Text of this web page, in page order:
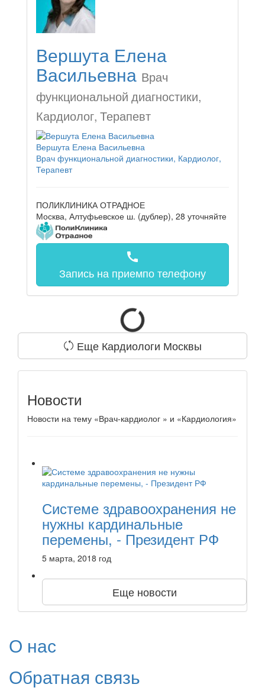
Вершута Елена
Васильевна Врач
функциональной диагностики,
Кардиолог, Терапевт
Вершута Елена Васильевна
Врач функциональной диагностики, Кардиолог,
Терапевт
ПОЛИКЛИНИКА ОТРАДНОЕ
Москва, Алтуфьевское ш. (дублер), 28 уточняйте
call
Запись на приемпо телефону
Еще Кардиологи Москвы
Новости
Новости на тему «Врач-кардиолог » и «Кардиология»
Системе здравоохранения не
нужны кардинальные
перемены, - Президент РФ
5 марта, 2018 год
Еще новости
О нас
Обратная связь